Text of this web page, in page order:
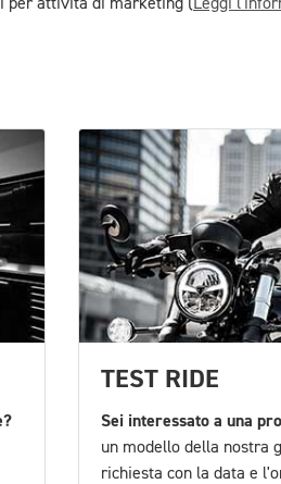
per attività di marketing (Leggi
TEST RIDE
Sei interessato a una
un modello della nostra
richiesta con la data e